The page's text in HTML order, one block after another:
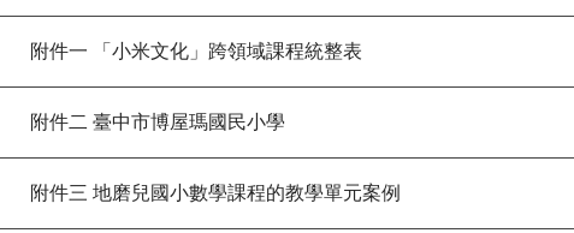
附件一 「小米文化」跨領域課程統整表
附件二 臺中市博屋瑪國民小學
附件三 地磨兒國小數學課程的教學單元案例